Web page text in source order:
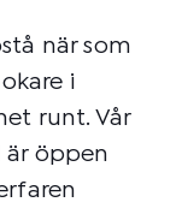
när som
i
runt. Vår
är öppen